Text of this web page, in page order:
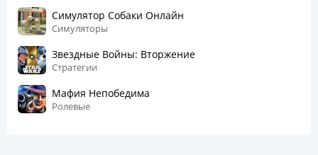
Симулятор Собаки Онлайн
Симуляторы
Звездные Войны: Вторжение
Стратегии
Мафия Непобедима
Ролевые